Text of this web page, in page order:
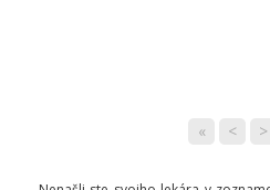
« < >